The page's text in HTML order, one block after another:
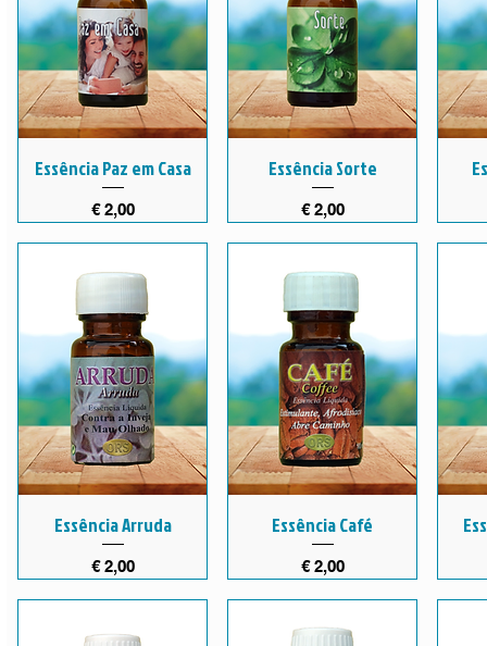
Essência Paz em Casa
Preço
€ 2,00
Essência Sorte
Preço
€ 2,00
Essência Arruda
Preço
€ 2,00
Essência Café
Preço
€ 2,00